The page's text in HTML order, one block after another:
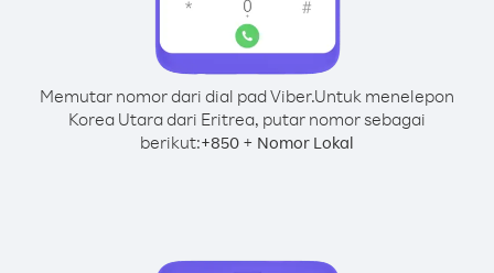
Memutar nomor dari dial pad Viber.Untuk menelepon
Korea Utara dari Eritrea, putar nomor sebagai
berikut:+850 + Nomor Lokal